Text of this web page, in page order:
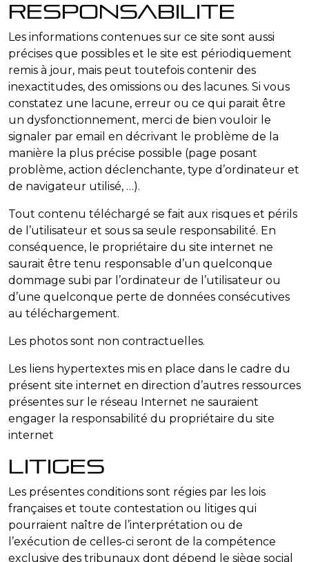
responsabilite
Les informations contenues sur ce site sont aussi
précises que possibles et le site est périodiquement
remis à jour, mais peut toutefois contenir des
inexactitudes, des omissions ou des lacunes. Si vous
constatez une lacune, erreur ou ce qui parait être
un dysfonctionnement, merci de bien vouloir le
signaler par email en décrivant le problème de la
manière la plus précise possible (page posant
problème, action déclenchante, type d’ordinateur et
de navigateur utilisé, …).
Tout contenu téléchargé se fait aux risques et périls
de l’utilisateur et sous sa seule responsabilité. En
conséquence, le propriétaire du site internet ne
saurait être tenu responsable d’un quelconque
dommage subi par l’ordinateur de l’utilisateur ou
d’une quelconque perte de données consécutives
au téléchargement.
Les photos sont non contractuelles.
Les liens hypertextes mis en place dans le cadre du
présent site internet en direction d’autres ressources
présentes sur le réseau Internet ne sauraient
engager la responsabilité du propriétaire du site
internet
Litiges
Les présentes conditions sont régies par les lois
françaises et toute contestation ou litiges qui
pourraient naître de l’interprétation ou de
l’exécution de celles-ci seront de la compétence
exclusive des tribunaux dont dépend le siège social